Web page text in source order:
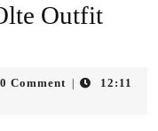
Outfit
0 Comment
12:11